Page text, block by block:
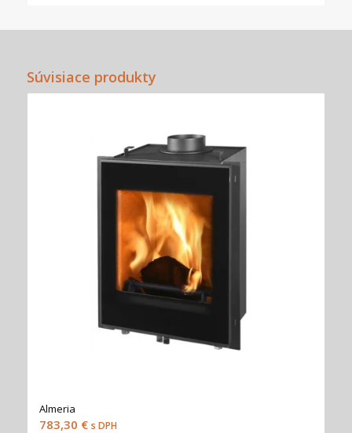
Súvisiace produkty
Almeria
783,30 € s DPH